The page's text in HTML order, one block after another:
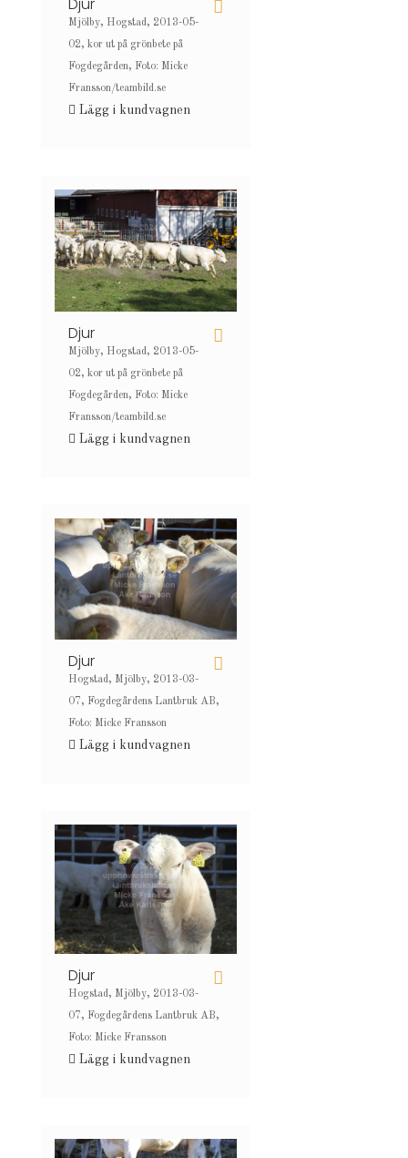
Mjölby, Hogstad, 2013-05-
02, kor ut på grönbete på
Fogdegården, Foto: Micke
Fransson/teambild.se
Lägg i kundvagnen
Djur
Mjölby, Hogstad, 2013-05-
02, kor ut på grönbete på
Fogdegården, Foto: Micke
Fransson/teambild.se
Lägg i kundvagnen
Djur
Hogstad, Mjölby, 2013-03-
07, Fogdegårdens Lantbruk AB,
Foto: Micke Fransson
Lägg i kundvagnen
Djur
Hogstad, Mjölby, 2013-03-
07, Fogdegårdens Lantbruk AB,
Foto: Micke Fransson
Lägg i kundvagnen